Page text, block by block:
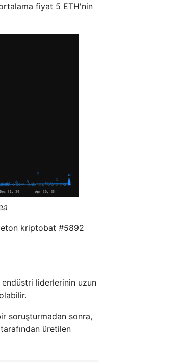
fiyat 5 ETH'nin
jeton kriptobat #5892
endüstri liderlerinin uzun
soruşturmadan sonra,
üretilen